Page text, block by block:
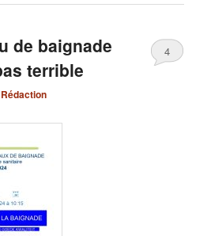
de baignade
terrible
Rédaction
4